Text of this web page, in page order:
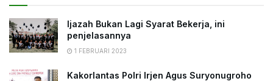
Ijazah Bukan Lagi Syarat Bekerja, ini
penjelasannya
1 FEBRUARI 2023
Kakorlantas Polri Irjen Agus Suryonugroho